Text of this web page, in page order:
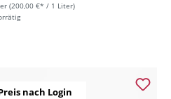
(200,00 €* / 1 Liter)
nach Login